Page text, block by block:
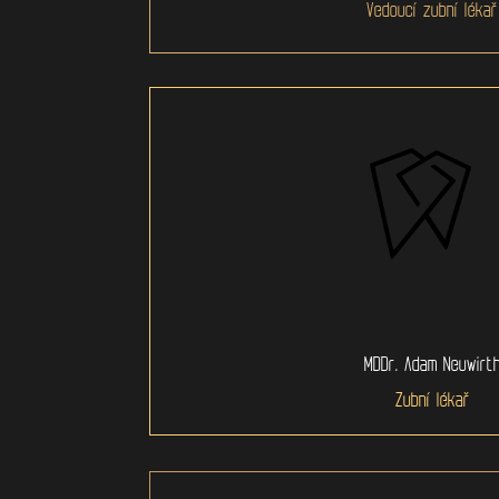
Vedoucí zubní lékař
MDDr. Adam
Zubní lékař